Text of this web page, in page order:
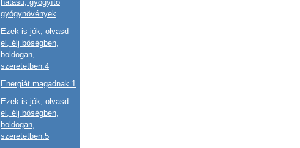
hatású, gyógyító
gyógynövények
Ezek is jók, olvasd
el, élj bőségben,
boldogan,
szeretetben.4
Energiát magadnak 1
Ezek is jók, olvasd
el, élj bőségben,
boldogan,
szeretetben.5